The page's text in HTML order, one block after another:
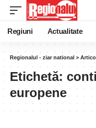
Regiuni Actualitate
Regionalul - ziar national >
Etichetă:
europene